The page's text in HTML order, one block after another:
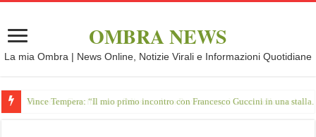
OMBRA NEWS
La mia Ombra | News Online, Notizie Virali e Informazioni Quotidiane
Vince Tempera: “Il mio primo incontro con Francesco Guccini in una